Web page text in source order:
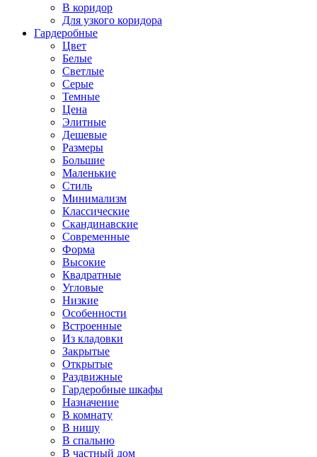
В коридор
Для узкого коридора
Гардеробные
Цвет
Белые
Светлые
Серые
Темные
Цена
Элитные
Дешевые
Размеры
Большие
Маленькие
Стиль
Минимализм
Классические
Скандинавские
Современные
Форма
Высокие
Квадратные
Угловые
Низкие
Особенности
Встроенные
Из кладовки
Закрытые
Открытые
Раздвижные
Гардеробные шкафы
Назначение
В комнату
В нишу
В спальню
В частный дом